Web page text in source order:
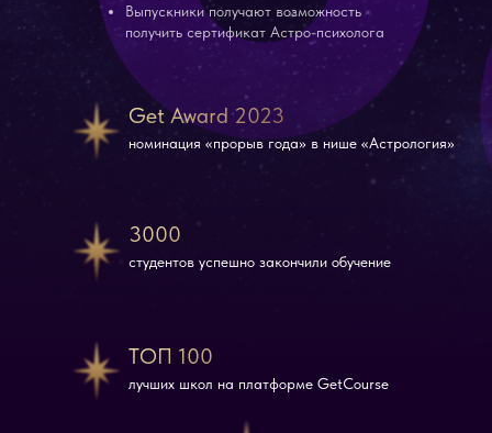
Выпускники получают возможность
получить сертификат Астро-психолога
Get Award 2023
3000
ТОП 100
номинация «прорыв года» в нише «Астрология»
лучших школ на платформе GetCourse
студентов успешно закончили обучение